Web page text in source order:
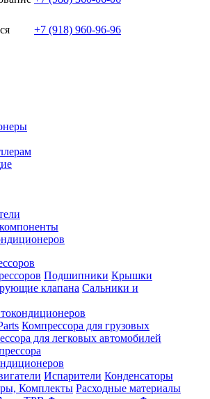
+7 (918) 960-96-96
Подшипники Крышки
клапана Сальники и
Компрессора для грузовых
для легковых автомобилей
Испарители Конденсаторы
Комплекты Расходные материалы